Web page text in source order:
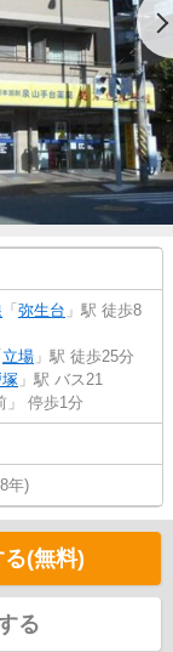
「 弥生台 」駅 徒歩8
立場 」駅 徒歩25分
塚 」駅 バス21
」 停歩1分
年)
(無料)
る